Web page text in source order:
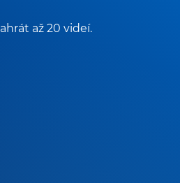
až 20 videí.